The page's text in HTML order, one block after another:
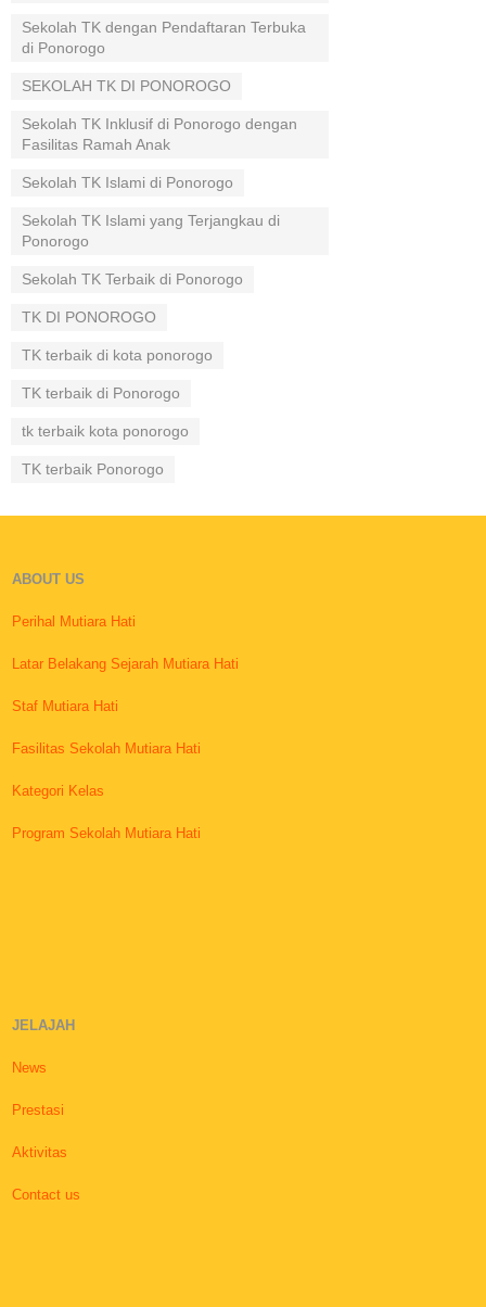
Sekolah TK dengan Pendaftaran Terbuka
di Ponorogo
SEKOLAH TK DI PONOROGO
Sekolah TK Inklusif di Ponorogo dengan
Fasilitas Ramah Anak
Sekolah TK Islami di Ponorogo
Sekolah TK Islami yang Terjangkau di
Ponorogo
Sekolah TK Terbaik di Ponorogo
TK DI PONOROGO
TK terbaik di kota ponorogo
TK terbaik di Ponorogo
tk terbaik kota ponorogo
TK terbaik Ponorogo
ABOUT US
Perihal Mutiara Hati
Latar Belakang Sejarah Mutiara Hati
Staf Mutiara Hati
Fasilitas Sekolah Mutiara Hati
Kategori Kelas
Program Sekolah Mutiara Hati
JELAJAH
News
Prestasi
Aktivitas
Contact us